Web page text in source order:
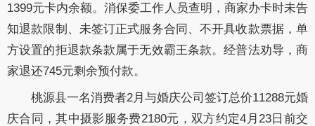
1399元卡内余额。消保委工作人员查明，商家办卡时未告
知退款限制、未签订正式服务合同、不开具收款票据，单
方设置的拒退款条款属于无效霸王条款。经普法劝导，商
家退还745元剩余预付款。
桃源县一名消费者2月与婚庆公司签订总价11288元婚
庆合同，其中摄影服务费2180元，双方约定4月23日前交